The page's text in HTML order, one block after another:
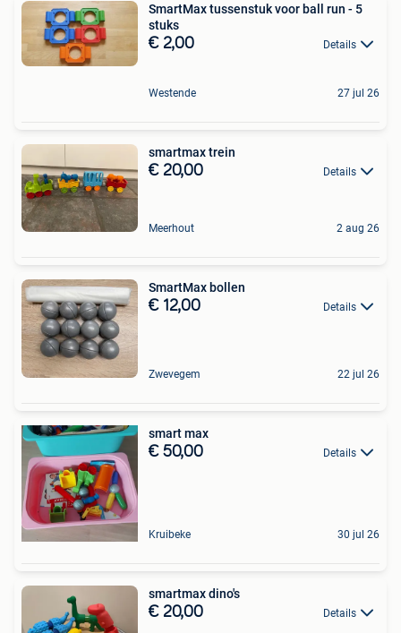
SmartMax tussenstuk voor ball run - 5
stuks
€ 2,00 Details
Westende 27 jul 26
smartmax trein
€ 20,00 Details
Meerhout 2 aug 26
SmartMax bollen
€ 12,00 Details
Zwevegem 22 jul 26
smart max
€ 50,00 Details
Kruibeke 30 jul 26
smartmax dino's
€ 20,00 Details